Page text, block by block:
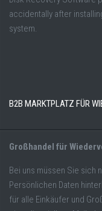
accidentally after
system.
B2B MARKTPLATZ FÜR
Großhandel für
Bei uns müssen Sie
Persönlichen Daten
für alle Einkäufer und